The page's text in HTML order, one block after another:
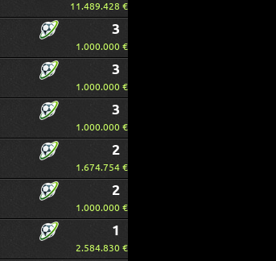
11.489.428 €
3
1.000.000 €
3
1.000.000 €
3
1.000.000 €
2
1.674.754 €
2
1.000.000 €
1
2.584.830 €